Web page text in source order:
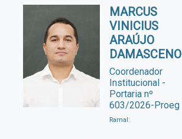
MARCUS
VINICIUS
ARAÚJO
DAMASCENO
Coordenador
Institucional -
Portaria nº
603/2026-Proeg
Ramal: